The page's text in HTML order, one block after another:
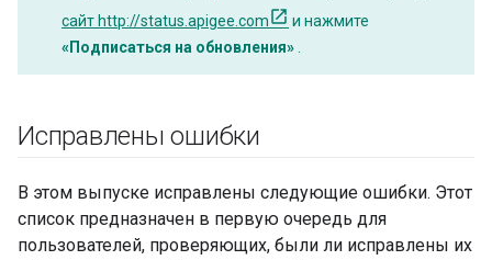
сайт http://status.apigee.com
и нажмите
«Подписаться на обновления»
Исправлены ошибки
В этом выпуске исправлены следующие ошибки. Этот
список предназначен в первую очередь для
пользователей, проверяющих, были ли исправлены их